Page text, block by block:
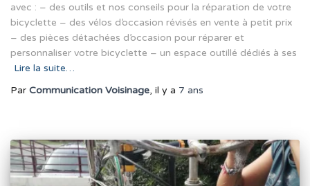
avec : – des outils et nos conseils pour la réparation de votre
bicyclette – des vélos d’occasion révisés en vente à petit prix
– des pièces détachées d’occasion pour réparer et
personnaliser votre bicyclette – un espace outillé dédiés à ses
Lire la suite…
Par Communication Voisinage, il y a 7 ans